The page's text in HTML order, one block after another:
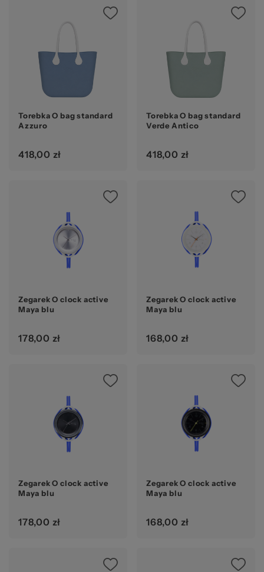
Torebka O bag standard
Azzuro
418,00 zł
Torebka O bag standard
Verde Antico
418,00 zł
Zegarek O clock active
Maya blu
178,00 zł
Zegarek O clock active
Maya blu
168,00 zł
Zegarek O clock active
Maya blu
178,00 zł
Zegarek O clock active
Maya blu
168,00 zł